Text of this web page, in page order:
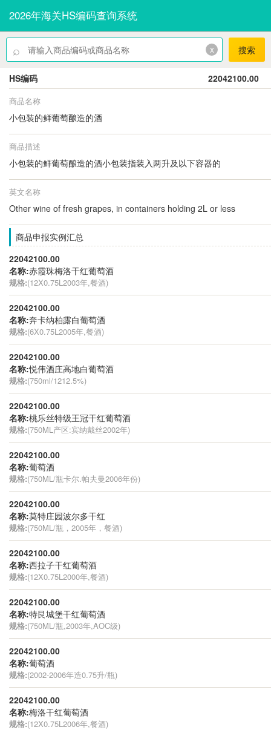
2026年海关HS编码查询系统
⌕ x 搜索
HS编码 22042100.00
商品名称
小包装的鲜葡萄酿造的酒
商品描述
小包装的鲜葡萄酿造的酒小包装指装入两升及以下容器的
英文名称
Other wine of fresh grapes, in containers holding 2L or less
商品申报实例汇总
22042100.00
名称:赤霞珠梅洛干红葡萄酒
规格:(12X0.75L2003年,餐酒)
22042100.00
名称:奔卡纳柏露白葡萄酒
规格:(6X0.75L2005年,餐酒)
22042100.00
名称:悦伟酒庄高地白葡萄酒
规格:(750ml/1212.5%)
22042100.00
名称:桃乐丝特级王冠干红葡萄酒
规格:(750ML产区:宾纳戴丝2002年)
22042100.00
名称:葡萄酒
规格:(750ML/瓶卡尔.帕夫曼2006年份)
22042100.00
名称:莫特庄园波尔多干红
规格:(750ML/瓶，2005年，餐酒)
22042100.00
名称:西拉子干红葡萄酒
规格:(12X0.75L2000年,餐酒)
22042100.00
名称:特艮城堡干红葡萄酒
规格:(750ML/瓶,2003年,AOC级)
22042100.00
名称:葡萄酒
规格:(2002-2006年造0.75升/瓶)
22042100.00
名称:梅洛干红葡萄酒
规格:(12X0.75L2006年,餐酒)